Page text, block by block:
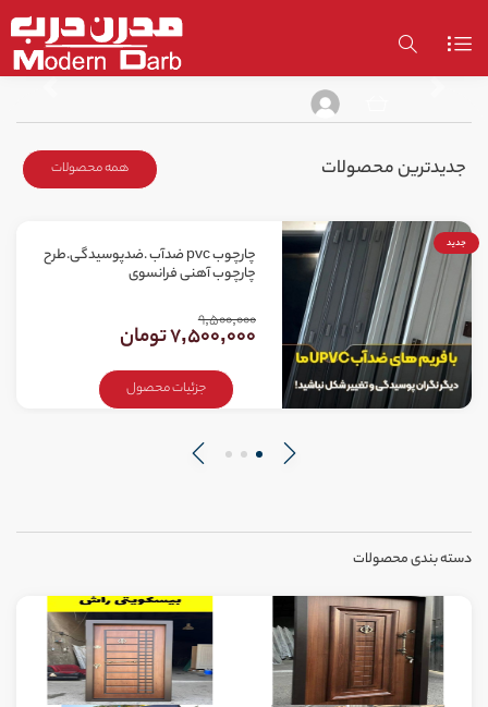
جدیدترین محصولات همه محصولات
جدید
چارچوب pvc ضدآب .ضدپوسیدگی.طرح
چارچوب آهنی فرانسوی
9,500,000
7,500,000 تومان
جزئیات محصول
دسته بندی محصولات